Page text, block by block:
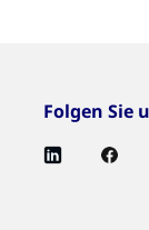
Folgen Sie